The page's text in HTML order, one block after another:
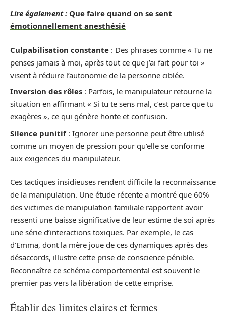
Lire également : Que faire quand on se sent
émotionnellement anesthésié
Culpabilisation constante : Des phrases comme « Tu ne
penses jamais à moi, après tout ce que j’ai fait pour toi »
visent à réduire l’autonomie de la personne ciblée.
Inversion des rôles : Parfois, le manipulateur retourne la
situation en affirmant « Si tu te sens mal, c’est parce que tu
exagères », ce qui génère honte et confusion.
Silence punitif: Ignorer une personne peut être utilisé
comme un moyen de pression pour qu’elle se conforme
aux exigences du manipulateur.
Ces tactiques insidieuses rendent difficile la reconnaissance
de la manipulation. Une étude récente a montré que 60%
des victimes de manipulation familiale rapportent avoir
ressenti une baisse significative de leur estime de soi après
une série d’interactions toxiques. Par exemple, le cas
d’Emma, dont la mère joue de ces dynamiques après des
désaccords, illustre cette prise de conscience pénible.
Reconnaître ce schéma comportemental est souvent le
premier pas vers la libération de cette emprise.
Établir des limites claires et fermes